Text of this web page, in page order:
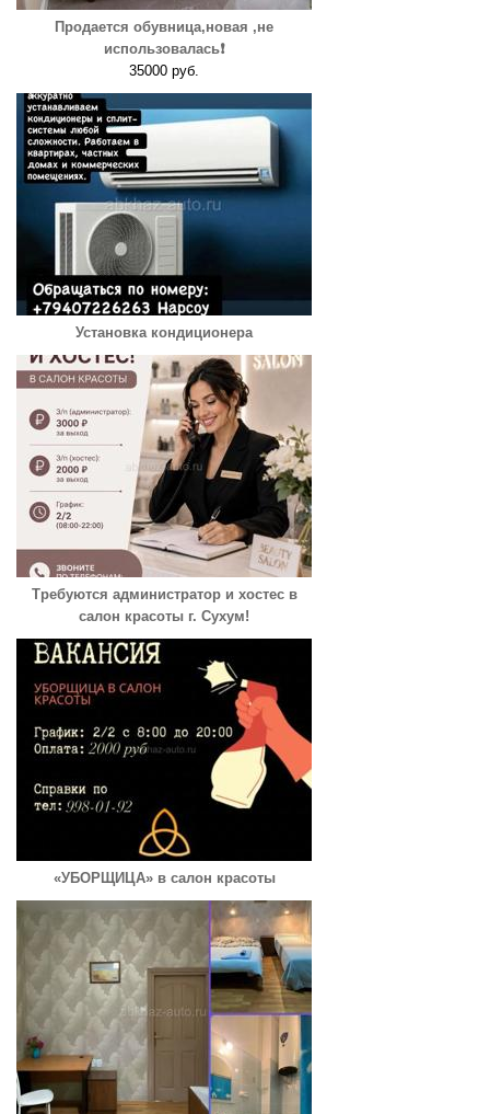
Продается обувница,новая ,не
использовалась❗️
35000 руб.
Установка кондиционера
Требуются администратор и хостес в
салон красоты г. Сухум!
«УБОРЩИЦА» в салон красоты